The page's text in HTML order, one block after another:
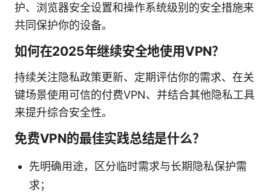
护、浏览器安全设置和操作系统级别的安全措施来
共同保护你的设备。
如何在2025年继续安全地使用VPN？
持续关注隐私政策更新、定期评估你的需求、在关
键场景使用可信的付费VPN、并结合其他隐私工具
来提升综合安全性。
免费VPN的最佳实践总结是什么？
先明确用途，区分临时需求与长期隐私保护需
求；